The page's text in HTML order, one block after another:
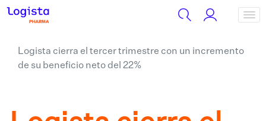
Logista cierra el tercer trimestre con un incremento
de su beneficio neto del 22%